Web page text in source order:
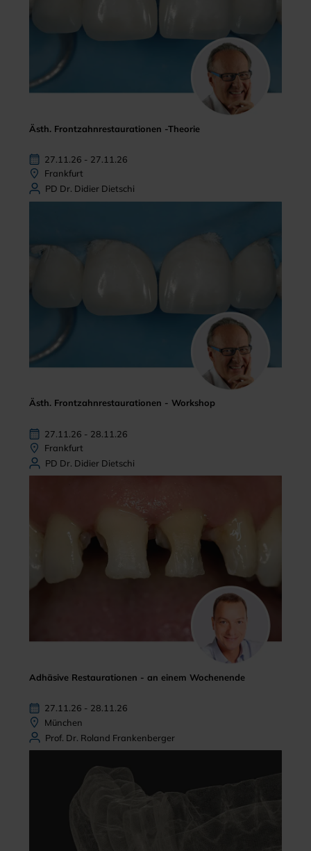
Ästh. Frontzahnrestaurationen -Theorie
27.11.26 - 27.11.26
Frankfurt
PD Dr. Didier Dietschi
Ästh. Frontzahnrestaurationen - Workshop
27.11.26 - 28.11.26
Frankfurt
PD Dr. Didier Dietschi
Adhäsive Restaurationen - an einem Wochenende
27.11.26 - 28.11.26
München
Prof. Dr. Roland Frankenberger